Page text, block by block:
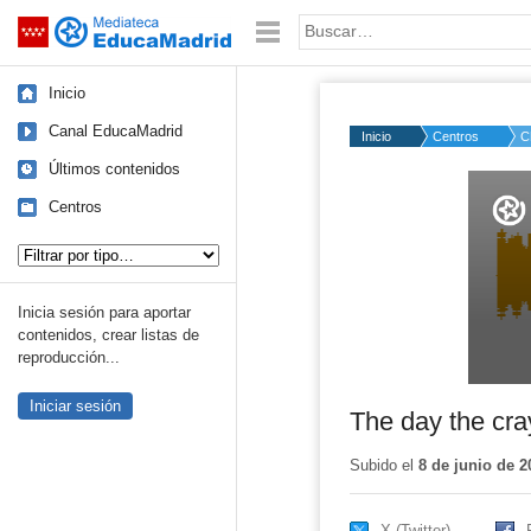
Saltar navegación Palabra o frase:
Inicio
Canal EducaMadrid
Últimos contenidos
Centros
Inicia sesión para aportar
contenidos, crear listas de
reproducción...
Iniciar sesión
Inicio Centros
50%
The day the
Subido el 8 de junio de